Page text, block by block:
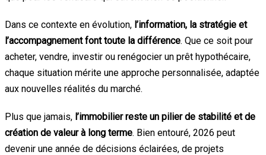
Dans ce contexte en évolution, l’information, la stratégie et
l’accompagnement font toute la différence. Que ce soit pour
acheter, vendre, investir ou renégocier un prêt hypothécaire,
chaque situation mérite une approche personnalisée, adaptée
aux nouvelles réalités du marché.
Plus que jamais, l’immobilier reste un pilier de stabilité et de
création de valeur à long terme. Bien entouré, 2026 peut
devenir une année de décisions éclairées, de projets